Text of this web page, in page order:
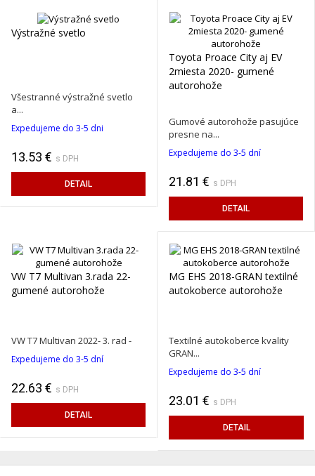
Výstražné svetlo
Všestranné výstražné svetlo
a...
Expedujeme do 3-5 dni
13.53 € s DPH
DETAIL
Toyota Proace City aj EV
2miesta 2020- gumené
autorohože
Gumové autorohože pasujúce
presne na...
Expedujeme do 3-5 dní
21.81 € s DPH
DETAIL
VW T7 Multivan 3.rada 22-
gumené autorohože
VW T7 Multivan 2022- 3. rad -
Expedujeme do 3-5 dní
22.63 € s DPH
DETAIL
MG EHS 2018-GRAN textilné
autokoberce autorohože
Textilné autokoberce kvality
GRAN...
Expedujeme do 3-5 dní
23.01 € s DPH
DETAIL